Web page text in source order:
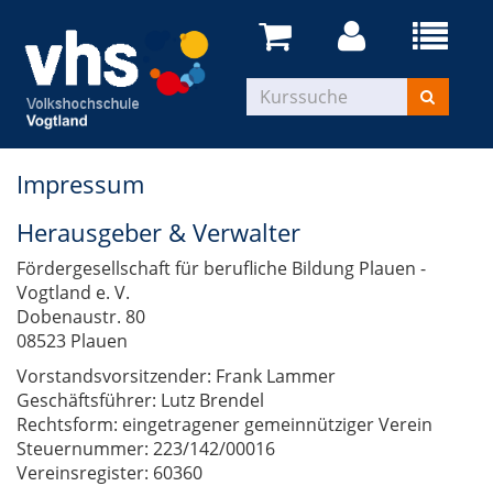
Impressum
Herausgeber & Verwalter
Fördergesellschaft für berufliche Bildung Plauen -
Vogtland e. V.
Dobenaustr. 80
08523 Plauen
Vorstandsvorsitzender: Frank Lammer
Geschäftsführer: Lutz Brendel
Rechtsform: eingetragener gemeinnütziger Verein
Steuernummer: 223/142/00016
Vereinsregister: 60360